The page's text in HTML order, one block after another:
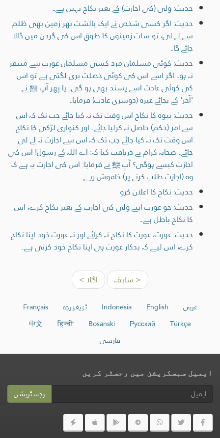
حدیث: ولی (کی اجازت) کے بغیر نکاح نہیں ہے۔
حدیث: اگر کسی شخص نے ایک بالشت بھر زمین بھی ظلم
سے لے لی، تو سات زمینوں کا طوق اس کی گردن میں ڈالا
جائے گا۔
حدیث: کوئی مسلمان مرد کسی مسلمان عورت سے متنفر
نہ ہو۔ اگر اسے اس کی کوئی خصلت بری لگتی ہے تو اس
کی کوئی عادت اسے پسند بھی ہو گی۔ یا پھر آپ ﷺ نے
'آخر' کے بجائے غیرہ (دوسری عادت) فرمایا۔
حدیث: بیوہ کا نکاح اس وقت تک نہ کیا جائے جب تک کہ اس
سے امر (حکم) حاصل نہ کرلیا جائے۔ اور کنواری لڑکی کا نکاح
اس وقت تک نہ کیا جائے جب تک کہ اس سے اجازت نہ لے لی
جائے۔ صحابہ کرام نے دریافت کیا کہ: اے اللہ کے رسول! اس کی
اجازت کیسے ہوگی؟ آپ ﷺ نے فرمایا: اس کی اجازت یہ ہے کہ
وہ (اجازت طلب کرنے پر) خاموش رہے۔
حدیث: نکاح کا اعلان کرو
حدیث: جو عورت اپنے ولی کی اجازت کے بغیر نکاح کرے، اس
کا نکاح باطل ہے۔
حدیث: عورت، عورت کا نکاح نہ کرائے اور نہ عورت خود اپنا نکاح
کرے، اس لیے کہ بدکار عورت ہی اپنا نکاح خود کرتی ہے۔
< سابقہ اگلا >
عربي English
Indonesia ئۇيغۇرچە
Français
Türkçe
Русский
Bosanski
हिन्दी
中文
فارسی
ایمیل سبسکرپشن میں رجسٹر کریں
رجسٹریشن